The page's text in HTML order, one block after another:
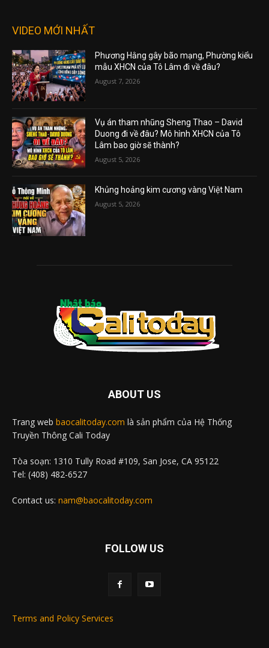
VIDEO MỚI NHẤT
Phương Hằng gây bão mạng, Phường kiểu
mẫu XHCN của Tô Lâm đi về đâu?
August 7, 2026
Vụ án tham nhũng Sheng Thao – David
Duong đi về đâu? Mô hình XHCN của Tô
Lâm bao giờ sẽ thành?
August 5, 2026
Khủng hoảng kim cương vàng Việt Nam
August 5, 2026
ABOUT US
Trang web baocalitoday.com là sản phẩm của Hệ Thống
Truyền Thông Cali Today
Tòa soạn: 1310 Tully Road #109, San Jose, CA 95122
Tel: (408) 482-6527
Contact us: nam@baocalitoday.com
FOLLOW US
Terms and Policy Services